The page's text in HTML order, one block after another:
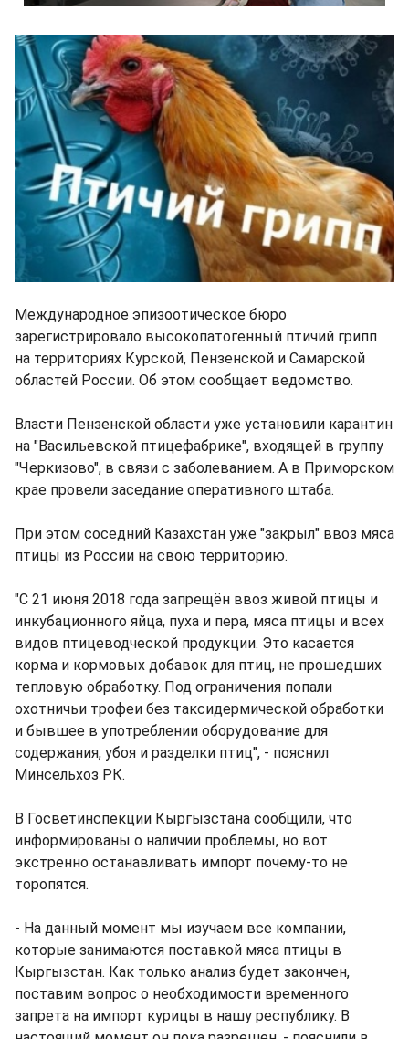
Международное эпизоотическое бюро
зарегистрировало высокопатогенный птичий грипп
на территориях Курской, Пензенской и Самарской
областей России. Об этом сообщает ведомство.
Власти Пензенской области уже установили карантин
на "Васильевской птицефабрике", входящей в группу
"Черкизово", в связи с заболеванием. А в Приморском
крае провели заседание оперативного штаба.
При этом соседний Казахстан уже "закрыл" ввоз мяса
птицы из России на свою территорию.
"С 21 июня 2018 года запрещён ввоз живой птицы и
инкубационного яйца, пуха и пера, мяса птицы и всех
видов птицеводческой продукции. Это касается
корма и кормовых добавок для птиц, не прошедших
тепловую обработку. Под ограничения попали
охотничьи трофеи без таксидермической обработки
и бывшее в употреблении оборудование для
содержания, убоя и разделки птиц", - пояснил
Минсельхоз РК.
В Госветинспекции Кыргызстана сообщили, что
информированы о наличии проблемы, но вот
экстренно останавливать импорт почему-то не
торопятся.
- На данный момент мы изучаем все компании,
которые занимаются поставкой мяса птицы в
Кыргызстан. Как только анализ будет закончен,
поставим вопрос о необходимости временного
запрета на импорт курицы в нашу республику. В